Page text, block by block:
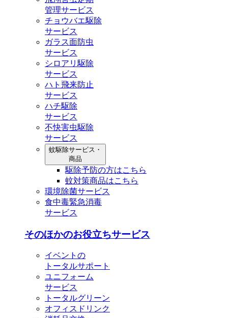
管理サービス
チョウバエ駆除
サービス
ガラス面防虫
サービス
シロアリ駆除
サービス
ハト飛来防止
サービス
ハチ駆除
サービス
不快害虫駆除
サービス
蚊駆除サービス・
商品
駆除予防の方はこちら
蚊対策商品はこちら
環境除菌サービス
食中毒緊急消毒
サービス
そのほかのお役立ちサービス
イベントの
トータルサポート
ユニフォーム
サービス
トータルグリーン
オフィスドリンク